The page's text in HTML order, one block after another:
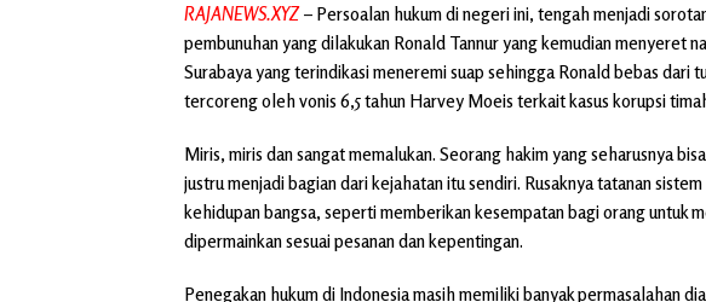
RAJANEWS.XYZ – Persoalan hukum di negeri ini, tengah menjadi
pembunuhan yang dilakukan Ronald Tannur yang kemudian menyeret
Surabaya yang terindikasi meneremi suap sehingga Ronald bebas dari
tercoreng oleh vonis 6,5 tahun Harvey Moeis terkait kasus korupsi
Miris, miris dan sangat memalukan. Seorang hakim yang seharusnya
justru menjadi bagian dari kejahatan itu sendiri. Rusaknya tatanan
kehidupan bangsa, seperti memberikan kesempatan bagi orang untuk
dipermainkan sesuai pesanan dan kepentingan.
Penegakan hukum di Indonesia masih memiliki banyak permasalahan